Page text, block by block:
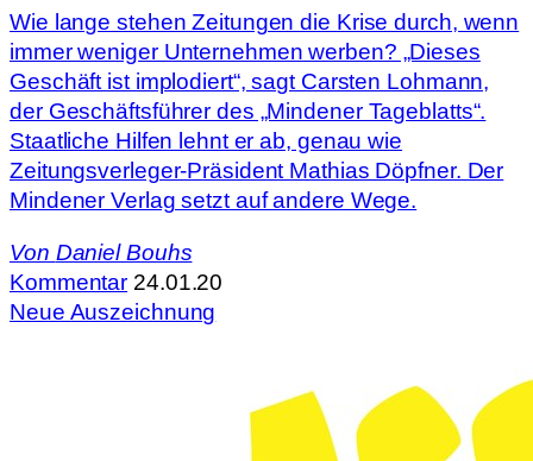
Wie lange stehen Zeitungen die Krise durch, wenn
immer weniger Unternehmen werben? „Dieses
Geschäft ist implodiert“, sagt Carsten Lohmann,
der Geschäftsführer des „Mindener Tageblatts“.
Staatliche Hilfen lehnt er ab, genau wie
Zeitungsverleger-Präsident Mathias Döpfner. Der
Mindener Verlag setzt auf andere Wege.
Von Daniel Bouhs
Kommentar 24.01.20
Neue Auszeichnung